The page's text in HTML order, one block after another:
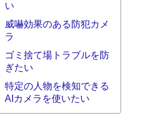
い
威嚇効果のある防犯カメ
ラ
ゴミ捨て場トラブルを防
ぎたい
特定の人物を検知できる
AIカメラを使いたい